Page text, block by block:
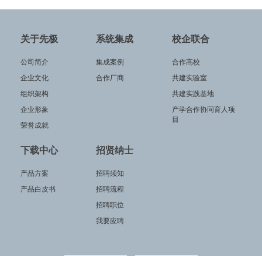
关于先极
公司简介
企业文化
组织架构
企业形象
荣誉成就
系统集成
集成案例
合作厂商
校企联合
合作高校
共建实验室
共建实践基地
产学合作协同育人项
目
下载中心
产品方案
产品白皮书
招贤纳士
招聘须知
招聘流程
招聘职位
我要应聘